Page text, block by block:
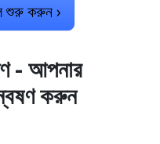
শুরু করুন›
- আপনার
করুন